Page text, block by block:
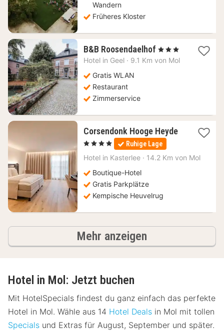
Wandern
Früheres Kloster
B&B Roosendaelhof 1
Nacht
, 3 Sterne
Hotel in Geel · 9.1 Km von Mol
Gratis WLAN
Restaurant
Zimmerservice
Corsendonk Hooge Heyde1
110,21
, 4 Sterne Ruhige Lage
Hotel in Kasterlee · 14.2 Km von Mol
Boutique-Hotel
Gratis Parkplätze
Kempische Heuvelrug
Mehr anzeigen
Hotel in Mol: Jetzt buchen
Mit HotelSpecials findest du ganz einfach das perfekte
Hotel in Mol. Wähle aus 14 Hotel Deals in Mol mit tollen
Specials und Extras für August, September und später.